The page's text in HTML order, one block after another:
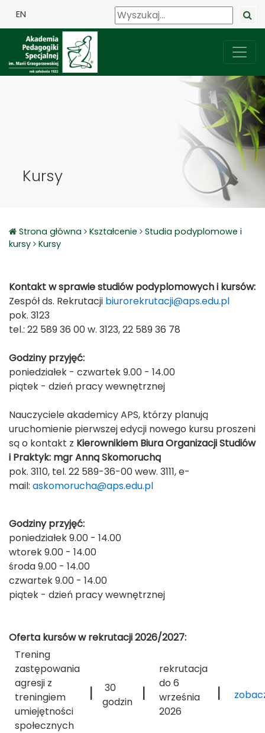
EN
Kursy
Strona główna Kształcenie
Studia podyplomowe i
kursy
Kursy
Kontakt w sprawie studiów podyplomowych i kursów:
Zespół ds. Rekrutacji biurorekrutacji@aps.edu.pl
pok. 3123
tel.: 22 589 36 00 w. 3123, 22 589 36 78
Godziny przyjęć:
poniedziałek - czwartek 9.00 - 14.00
piątek - dzień pracy wewnętrznej
Nauczyciele akademicy APS, którzy planują
uruchomienie pierwszej edycji nowego kursu proszeni
są o kontakt z Kierownikiem Biura Organizacji Studiów
i Praktyk: mgr Anną Skomoruchą
pok. 3110, tel. 22 589-36-00 wew. 3111, e-
mail: askomorucha@aps.edu.pl
Godziny przyjęć:
poniedziałek 9.00 - 14.00
wtorek 9.00 - 14.00
środa 9.00 - 14.00
czwartek 9.00 - 14.00
piątek - dzień pracy wewnętrznej
Oferta kursów w rekrutacji 2026/2027:
Trening
zastępowania
agresji z
treningiem
umiejętności
społecznych
|
30
godzin
|
rekrutacja
do 6
września
2026
|